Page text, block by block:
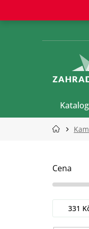
obsah
Cena
331